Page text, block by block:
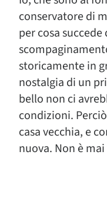
conservatore di
per cosa
storicamente in
nostalgia di un
bello non ci
condizioni.
casa vecchia, e
nuova. Non è